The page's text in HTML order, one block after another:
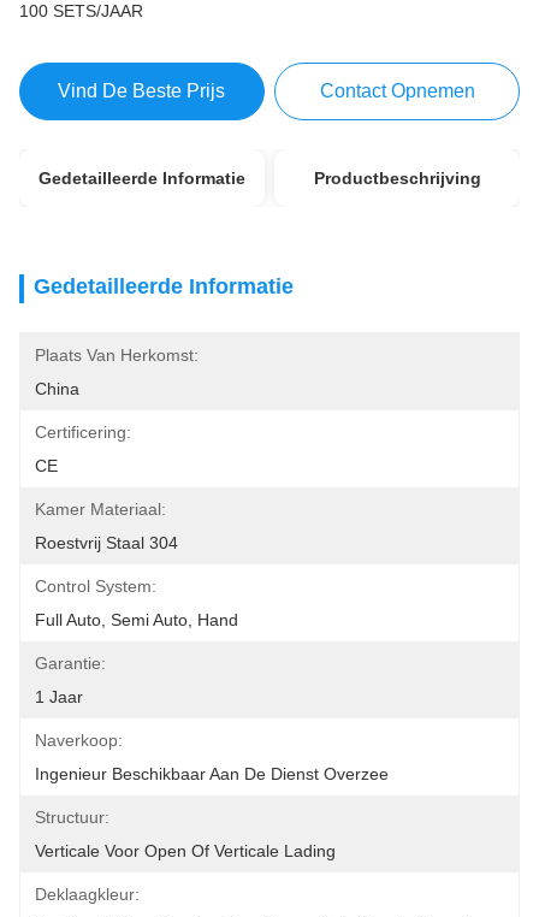
100 SETS/JAAR
Vind De Beste Prijs Contact Opnemen
Gedetailleerde Informatie Productbeschrijving
Gedetailleerde Informatie
Plaats Van Herkomst:
China
Certificering:
CE
Kamer Materiaal:
Roestvrij Staal 304
Control System:
Full Auto, Semi Auto, Hand
Garantie:
1 Jaar
Naverkoop:
Ingenieur Beschikbaar Aan De Dienst Overzee
Structuur:
Verticale Voor Open Of Verticale Lading
Deklaagkleur: